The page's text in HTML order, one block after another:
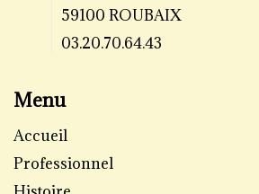
59100 ROUBAIX
03.20.70.64.43
Menu
Accueil
Professionnel